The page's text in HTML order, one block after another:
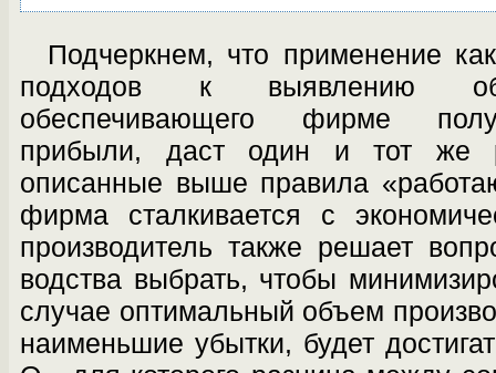
Подчеркнем, что применение
подходов к выявлению
обеспечивающего фир­ме
прибыли, даст один и тот же
описанные выше правила
фирма сталкивается с
производитель также решает
водства выбрать, чтобы
случае оптимальный объем
наименьшие убытки, будет